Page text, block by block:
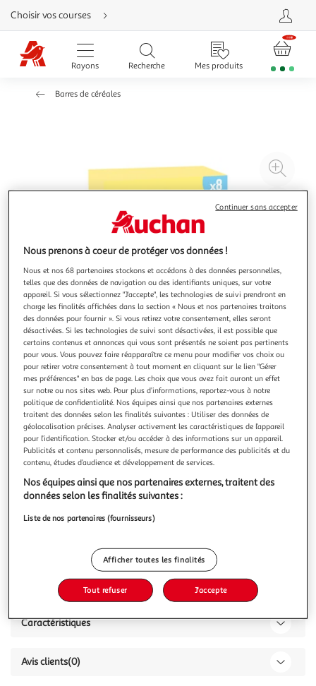
Aller
directement
au
contenu
Aller
directement
Aller
Choisir vos courses
Rayons Recherche Mes produits
Barres de céréales
à
NESQUIK
Barres de céréales au cacao et au lait
Découvrez les barres de céréales NESQUIK® en paquet de
8x25g pour encore plus de praticité ! Des barres de céréales
au blé complet, au bon goût de cacao et de lait à emporter
partout avec vous, pour le petit-déjeuner ou pour une
petite pause gourmande. Enrichies en 5 vitamines, en
calcium et en fer,
En savoir +
8x25g 8 barres
Vous voulez connaître le prix de ce produit ?
Afficher le prix
Description
Caractéristiques
Avis clients(0)
Nous prenons à coeur de protéger vos données !
Nous et nos 68 partenaires stockons et accédons à des données personnelles,
telles que des données de navigation ou des identifiants uniques, sur votre
appareil. Si vous sélectionnez "J'accepte", les technologies de suivi prendront en
charge les finalités affichées dans la section « Nous et nos partenaires traitons
des données pour fournir ». Si vous retirez votre consentement, elles seront
désactivées. Si les technologies de suivi sont désactivées, il est possible que
certains contenus et annonces qui vous sont présentés ne soient pas pertinents
pour vous. Vous pouvez faire réapparaître ce menu pour modifier vos choix ou
pour retirer votre consentement à tout moment en cliquant sur le lien "Gérer
mes préférences" en bas de page. Les choix que vous avez fait auront un effet
sur notre ou nos sites web. Pour plus d’informations, reportez-vous à notre
politique de confidentialité. Nos équipes ainsi que nos partenaires externes
traitent des données selon les finalités suivantes : Utiliser des données de
géolocalisation précises. Analyser activement les caractéristiques de l’appareil
pour l’identification. Stocker et/ou accéder à des informations sur un appareil.
Publicités et contenu personnalisés, mesure de performance des publicités et du
contenu, études d’audience et développement de services.
Nos équipes ainsi que nos partenaires externes, traitent des
données selon les finalités suivantes :
Liste de nos partenaires (fournisseurs)
Afficher toutes les finalités
Tout refuser J'accepte
Continuer sans accepter